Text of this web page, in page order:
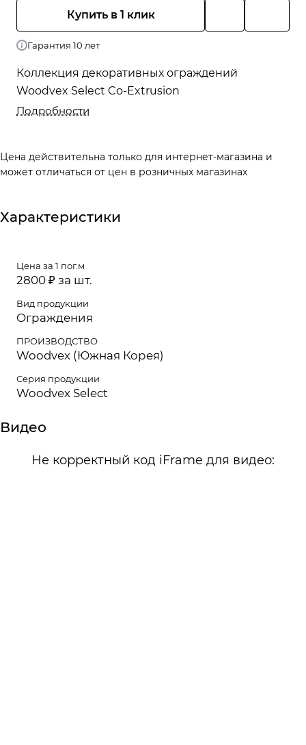
Купить в 1 клик
Гарантия 10 лет
Коллекция декоративных ограждений
Woodvex Select Co-Extrusion
Подробности
Цена действительна только для интернет-магазина и
может отличаться от цен в розничных магазинах
Характеристики
Цена за 1 пог.м
2800 ₽ за шт.
Вид продукции
Ограждения
ПРОИЗВОДСТВО
Woodvex (Южная Корея)
Серия продукции
Woodvex Select
Видео
Не корректный код iFrame для видео: